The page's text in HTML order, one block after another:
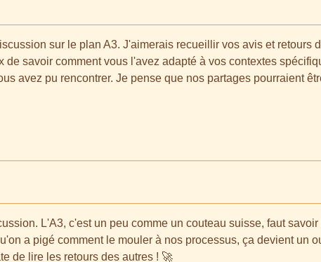
sur le plan A3. J'aimerais recueillir vos avis et retours
savoir comment vous l'avez adapté à vos contextes
avez pu rencontrer. Je pense que nos partages pourraient
L'A3, c'est un peu comme un couteau suisse, faut
a pigé comment le mouler à nos processus, ça devient un
de lire les retours des autres ! 🚀